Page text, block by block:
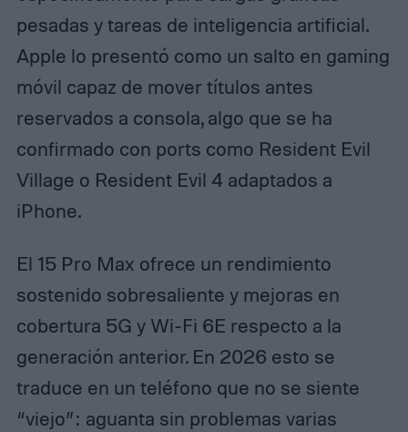
pesadas y tareas de inteligencia artificial.
Apple lo presentó como un salto en gaming
móvil capaz de mover títulos antes
reservados a consola, algo que se ha
confirmado con ports como Resident Evil
Village o Resident Evil 4 adaptados a
iPhone.
El 15 Pro Max ofrece un rendimiento
sostenido sobresaliente y mejoras en
cobertura 5G y Wi‑Fi 6E respecto a la
generación anterior. En 2026 esto se
traduce en un teléfono que no se siente
“viejo”: aguanta sin problemas varias